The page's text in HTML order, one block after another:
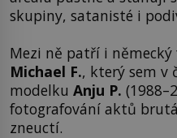
skupiny, satanisté i
Mezi ně patří i
Michael F., který sem v
modelku Anju P.
fotografování aktů
zneuctí.